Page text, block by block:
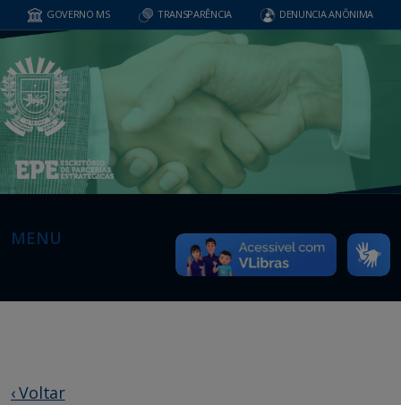
GOVERNO MS TRANSPARÊNCIA DENUNCIA ANÔNIMA
MENU
‹ Voltar